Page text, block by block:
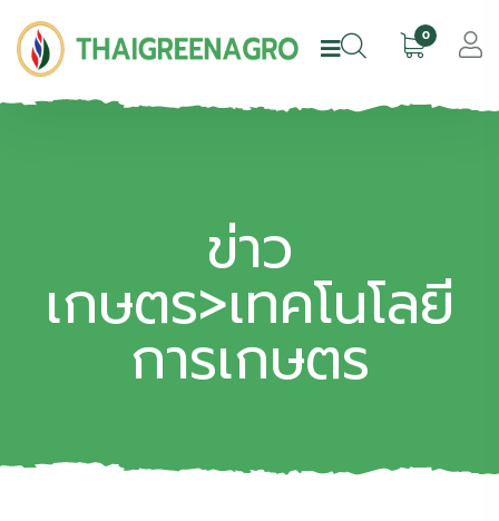
0
ข่าว
เกษตร>เทคโนโลยี
การเกษตร